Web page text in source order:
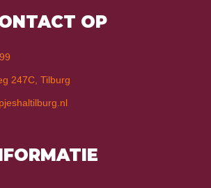
OP
247C, Tilburg